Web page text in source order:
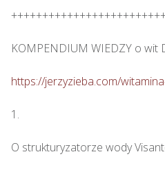
KOMPENDIUM WIEDZY o wit
https://jerzyzieba.com/
1.
O strukturyzatorze wody